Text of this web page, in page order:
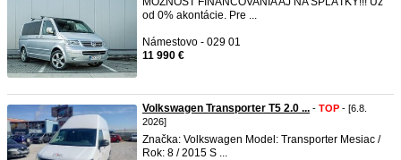
od 0% akontácie. Pre ...
Námestovo - 029 01
11 990 €
Volkswagen Transporter T5 2.0 ... - TOP - [6.8.
2026]
Značka: Volkswagen Model: Transporter Mesiac /
Rok: 8 / 2015 S ...